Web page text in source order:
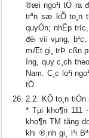
®æi ngo¹i tÖ ra
trªn sæ kÕ to¸n
quyÒn; nhËp
đèi víi vµng,
mÆt gi¸ trÞ cßn
îng, quy c¸ch
Nam. C¸c lo¹i
tÖ.
2.2. KÕ to¸n
* Tµi kho¶n 111
kho¶n TM tăng
khi ®¸nh gi¸ l¹i